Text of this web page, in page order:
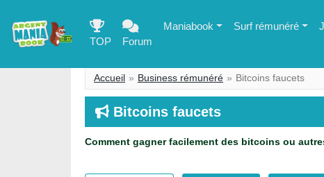
TOP Forum
Maniabook Surf rémunéré
Accueil Business rémunéré Bitcoins faucets
Bitcoins faucets
Comment gagner facilement des bitcoins ou